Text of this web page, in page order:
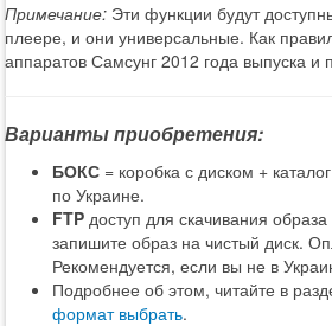
Примечание: Эти функции будут
плеере, и они универсальные. Как
аппаратов Самсунг 2012 года выпуска и
Варианты приобретения:
БОКС = коробка с диском +
по Украине.
FTP доступ для скачивания
запишите образ на чистый диск.
Рекомендуется, если вы не в
Подробнее об этом, читайте в
формат выбрать.